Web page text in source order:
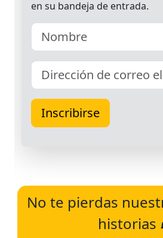
No te pierdas
historias